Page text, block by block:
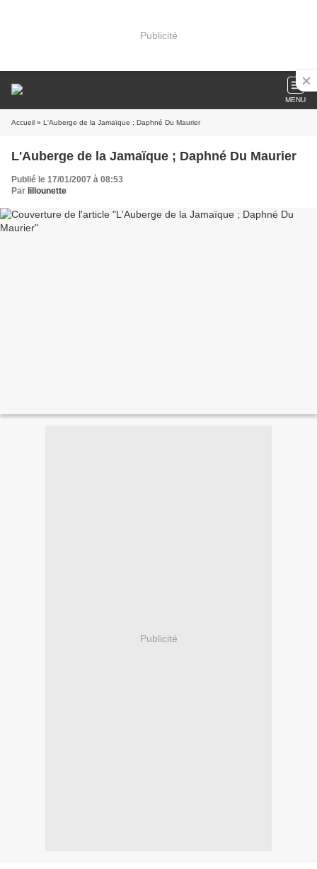
Publicité
MENU
Accueil » L'Auberge de la Jamaïque ; Daphné Du Maurier
L'Auberge de la Jamaïque ; Daphné Du Maurier
Publié le 17/01/2007 à 08:53
Par lillounette
Publicité